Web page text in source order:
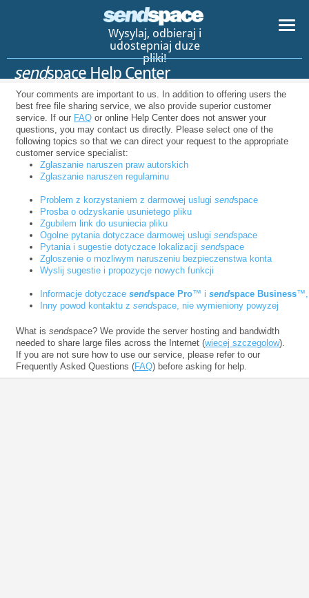
Wysylaj, odbieraj i
udostepniaj duze
pliki!
sendspace Help Center
Your comments are important to us. In addition to offering users the
best free file sharing service, we also provide superior customer
service. If our FAQ or online Help Center does not answer your
questions, you may contact us directly. Please select one of the
following topics so that we can direct your request to the appropriate
customer service specialist:
Zglaszanie naruszen praw autorskich
Zglaszanie naruszen regulaminu
Problem z korzystaniem z darmowej uslugi sendspace
Prosba o odzyskanie usunietego pliku
Zgubilem link do usuniecia pliku
Ogolne pytania dotyczace darmowej uslugi sendspace
Pytania i sugestie dotyczace lokalizacji sendspace
Zgloszenie o mozliwym naruszeniu bezpieczenstwa konta
Wyslij sugestie i propozycje nowych funkcji
Informacje dotyczace sendspace Pro™ i sendspace Business™,
Inny powod kontaktu z sendspace, nie wymieniony powyzej
What is sendspace? We provide the server hosting and bandwidth
needed to share large files across the Internet (wiecej szczegolow).
If you are not sure how to use our service, please refer to our
Frequently Asked Questions (FAQ) before asking for help.